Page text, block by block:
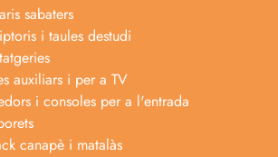
sabaters
i taules destudi
auxiliars i per a TV
i consoles per a l'entrada
canapè i matalàs